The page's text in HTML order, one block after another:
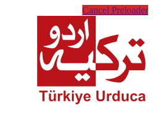
Cancel Preloader